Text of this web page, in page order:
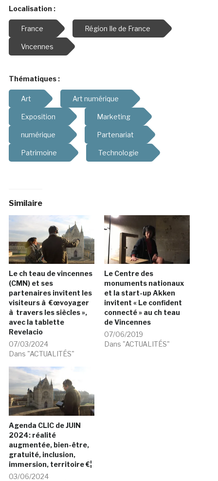
Localisation :
France Région Ile de France
Vncennes
Thématiques :
Art Art numérique
Exposition Marketing
numérique Partenariat
Patrimoine Technologie
Similaire
Le ch teau de vincennes
(CMN) et ses
partenaires invitent les
visiteurs à €œvoyager
à travers les siècles »,
avec la tablette
Revelacio
07/03/2024
Dans "ACTUALITÉS"
Le Centre des
monuments nationaux
et la start-up Akken
invitent « Le confident
connecté » au ch teau
de Vincennes
07/06/2019
Dans "ACTUALITÉS"
Agenda CLIC de JUIN
2024: réalité
augmentée, bien-être,
gratuité, inclusion,
immersion, territoire €¦
03/06/2024